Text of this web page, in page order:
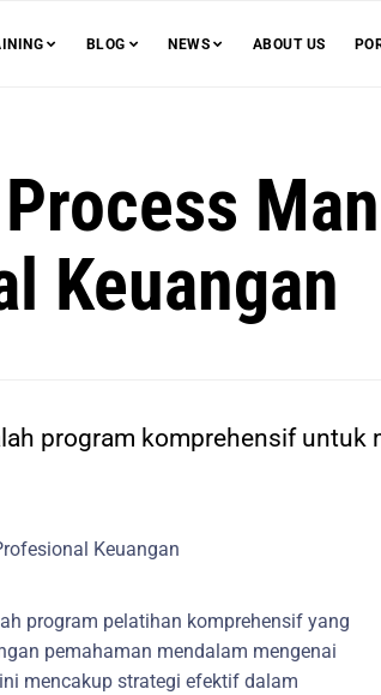
BLOG NEWS ABOUT US
Keuangan
program komprehensif
program pelatihan komprehensif yang
pemahaman mendalam mengenai
mencakup strategi efektif dalam